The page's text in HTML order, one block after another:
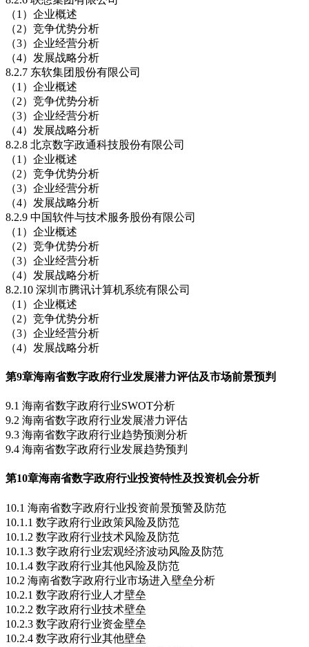
（1）企业概述
（2）竞争优势分析
（3）企业经营分析
（4）发展战略分析
8.2.7 东软集团股份有限公司
（1）企业概述
（2）竞争优势分析
（3）企业经营分析
（4）发展战略分析
8.2.8 北京数字政通科技股份有限公司
（1）企业概述
（2）竞争优势分析
（3）企业经营分析
（4）发展战略分析
8.2.9 中国软件与技术服务股份有限公司
（1）企业概述
（2）竞争优势分析
（3）企业经营分析
（4）发展战略分析
8.2.10 深圳市腾讯计算机系统有限公司
（1）企业概述
（2）竞争优势分析
（3）企业经营分析
（4）发展战略分析
第9章海南省数字政府行业发展潜力评估及市场前景预判
9.1 海南省数字政府行业SWOT分析
9.2 海南省数字政府行业发展潜力评估
9.3 海南省数字政府行业趋势预测分析
9.4 海南省数字政府行业发展趋势预判
第10章海南省数字政府行业投资特性及投资机会分析
10.1 海南省数字政府行业投资前景预警及防范
10.1.1 数字政府行业政策风险及防范
10.1.2 数字政府行业技术风险及防范
10.1.3 数字政府行业宏观经济波动风险及防范
10.1.4 数字政府行业其他风险及防范
10.2 海南省数字政府行业市场进入壁垒分析
10.2.1 数字政府行业人才壁垒
10.2.2 数字政府行业技术壁垒
10.2.3 数字政府行业资金壁垒
10.2.4 数字政府行业其他壁垒